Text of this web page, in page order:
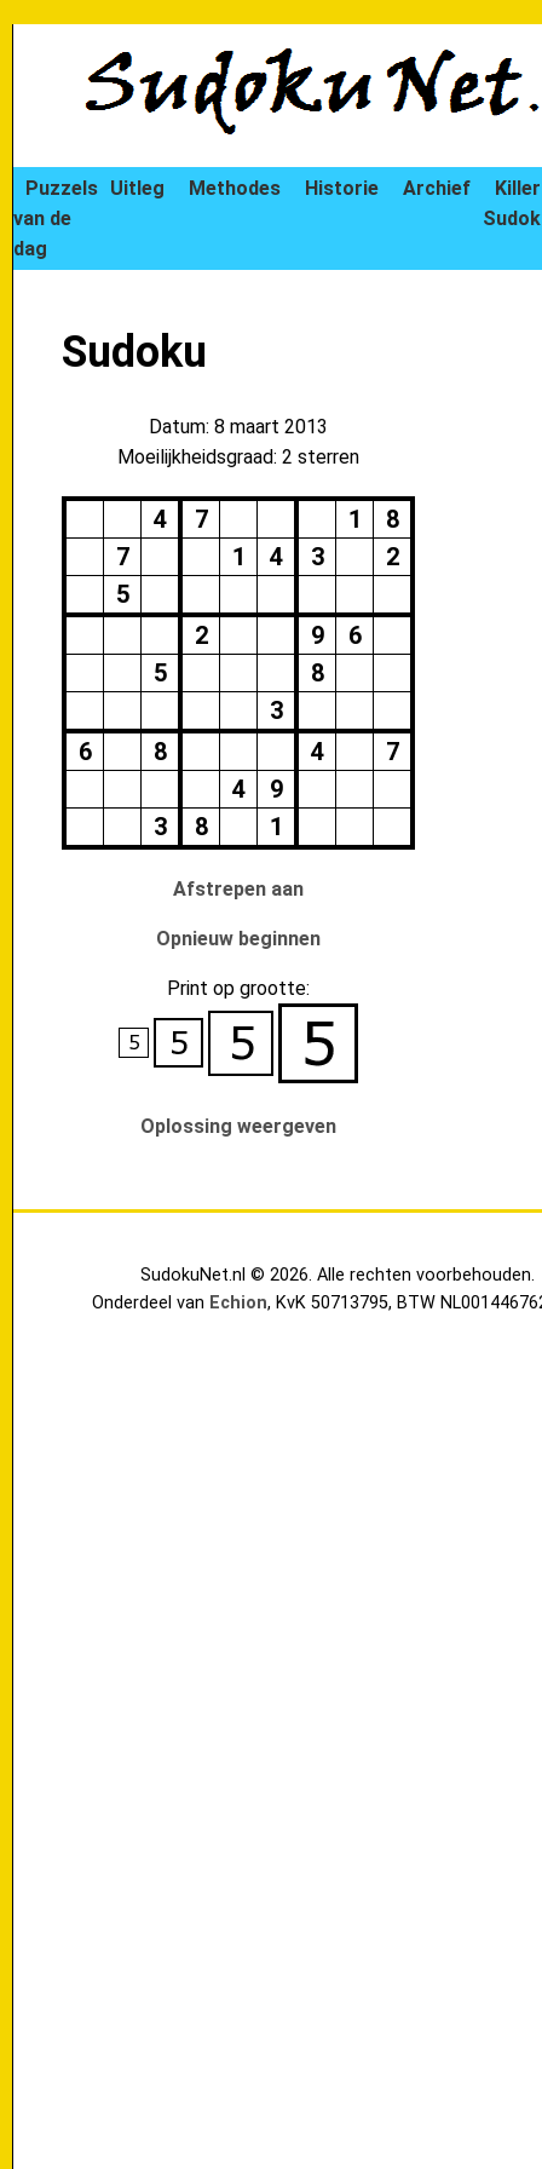
Puzzels
van de
dag
Uitleg Methodes Historie Archief
Killer
Sudoku
Datum: 8 maart 2013
Moeilijkheidsgraad: 2 sterren
4 7 1
8
7
1 4 3
2
5
2
9
6
5
8
3
6
8 4
7
4
9
3
8 1
Afstrepen aan
Opnieuw beginnen
Print op grootte:
Oplossing weergeven
SudokuNet.nl © 2026. Alle rechten voorbehouden.
Onderdeel van Echion, KvK 50713795, BTW